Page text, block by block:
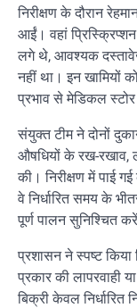
निरीक्षण के दौरान
आईं। वहां
लगे थे, आवश्यक दस्तावेज
नहीं था। इन खामियों
प्रभाव से मेडिकल
संयुक्त टीम ने दोनों
औषधियों के रख-रखाव,
की। निरीक्षण में पाई
वे निर्धारित समय के
पूर्ण पालन सुनिश्चित
प्रशासन ने स्पष्ट
प्रकार की लापरवाही
बिक्री केवल निर्धारित